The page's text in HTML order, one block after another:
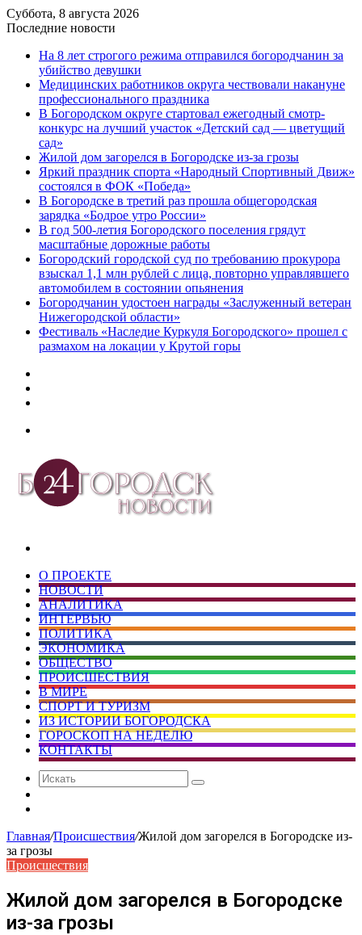
Суббота, 8 августа 2026
Последние новости
На 8 лет строгого режима отправился богородчанин за
убийство девушки
Медицинских работников округа чествовали накануне
профессионального праздника
В Богородском округе стартовал ежегодный смотр-
конкурс на лучший участок «Детский сад — цветущий
сад»
Жилой дом загорелся в Богородске из-за грозы
Яркий праздник спорта «Народный Спортивный Движ»
состоялся в ФОК «Победа»
В Богородске в третий раз прошла общегородская
зарядка «Бодрое утро России»
В год 500-летия Богородского поселения грядут
масштабные дорожные работы
️Богородский городской суд по требованию прокурора
взыскал 1,1 млн рублей с лица, повторно управлявшего
автомобилем в состоянии опьянения
Богородчанин удостоен награды «Заслуженный ветеран
Нижегородской области»
Фестиваль «Наследие Куркуля Богородского» прошел с
размахом на локации у Крутой горы
О ПРОЕКТЕ
НОВОСТИ
АНАЛИТИКА
ИНТЕРВЬЮ
ПОЛИТИКА
ЭКОНОМИКА
ОБЩЕСТВО
ПРОИСШЕСТВИЯ
В МИРЕ
СПОРТ И ТУРИЗМ
ИЗ ИСТОРИИ БОГОРОДСКА
ГОРОСКОП НА НЕДЕЛЮ
КОНТАКТЫ
Искать
Главная/Происшествия/Жилой дом загорелся в Богородске из-
за грозы
Происшествия
Жилой дом загорелся в Богородске
из-за грозы